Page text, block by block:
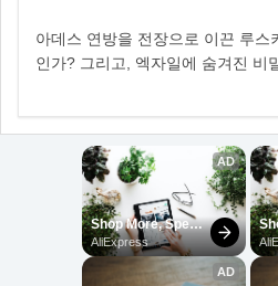
아데스 연방을 전장으로 이끈 루스
인가? 그리고, 엑자일에 숨겨진 비